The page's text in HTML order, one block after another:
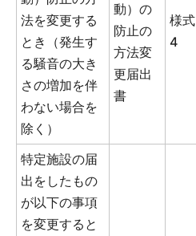
法を変更する
とき（発生す
る騒音の大き
さの増加を伴
わない場合を
除く）
動）の
防止の
方法変
更届出
書
様式
4
特定施設の届
出をしたもの
が以下の事項
を変更すると